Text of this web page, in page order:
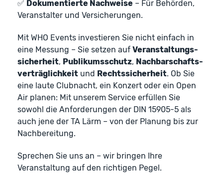
✅ Dokumentierte Nachweise – Für Behörden,
Veranstalter und Versicherungen.
Mit WHO Events investieren Sie nicht einfach in
eine Messung – Sie setzen aufVeranstaltungs­
sicherheit, Publikums­schutz, Nachbarschafts­
verträglichkeit und Rechts­sicherheit. Ob Sie
eine laute Club­nacht, ein Konzert oder ein Open
Air planen: Mit unserem Service erfüllen Sie
sowohl die Anforderungen der DIN 15905-5 als
auch jene der TA Lärm – von der Planung bis zur
Nachbereitung.
Sprechen Sie uns an – wir bringen Ihre
Veranstaltung auf den richtigen Pegel.